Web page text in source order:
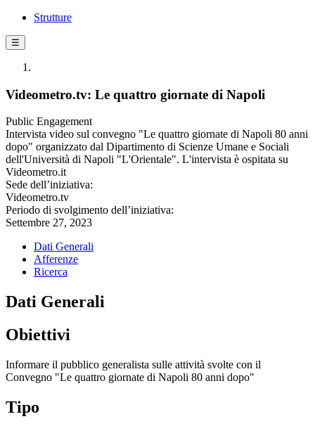
Strutture
☰
Videometro.tv: Le quattro giornate di Napoli
Public Engagement
Intervista video sul convegno "Le quattro giornate di Napoli 80 anni
dopo" organizzato dal Dipartimento di Scienze Umane e Sociali
dell'Università di Napoli "L'Orientale". L'intervista è ospitata su
Videometro.it
Sede dell’iniziativa:
Videometro.tv
Periodo di svolgimento dell’iniziativa:
Settembre 27, 2023
Dati Generali
Afferenze
Ricerca
Dati Generali
Obiettivi
Informare il pubblico generalista sulle attività svolte con il
Convegno "Le quattro giornate di Napoli 80 anni dopo"
Tipo